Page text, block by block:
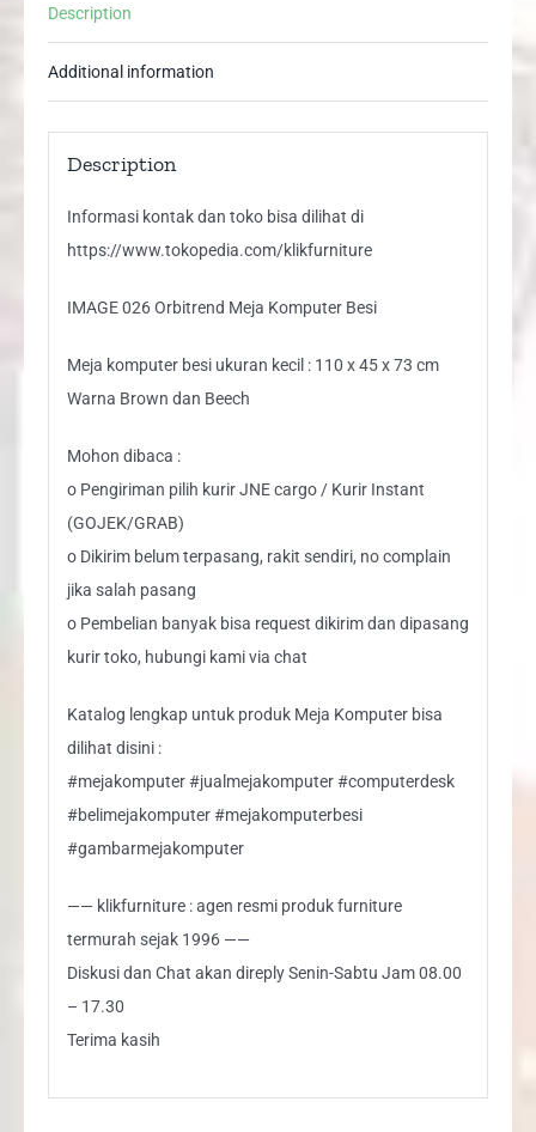
Description
Additional information
Description
Informasi kontak dan toko bisa dilihat di
https://www.tokopedia.com/klikfurniture
IMAGE 026 Orbitrend Meja Komputer Besi
Meja komputer besi ukuran kecil : 110 x 45 x 73 cm
Warna Brown dan Beech
Mohon dibaca :
o Pengiriman pilih kurir JNE cargo / Kurir Instant
(GOJEK/GRAB)
o Dikirim belum terpasang, rakit sendiri, no complain
jika salah pasang
o Pembelian banyak bisa request dikirim dan dipasang
kurir toko, hubungi kami via chat
Katalog lengkap untuk produk Meja Komputer bisa
dilihat disini :
#mejakomputer #jualmejakomputer #computerdesk
#belimejakomputer #mejakomputerbesi
#gambarmejakomputer
—— klikfurniture : agen resmi produk furniture
termurah sejak 1996 ——
Diskusi dan Chat akan direply Senin-Sabtu Jam 08.00
– 17.30
Terima kasih